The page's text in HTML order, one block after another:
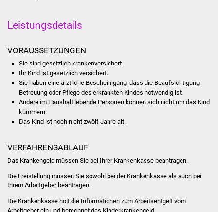
Lokale Agenda
Jugendhaus
Leistungsdetails
VORAUSSETZUNGEN
Sie sind gesetzlich krankenversichert.
Ihr Kind ist gesetzlich versichert.
Sie haben eine ärztliche Bescheinigung, dass die Beaufsichtigung,
Betreuung oder Pflege des erkrankten Kindes notwendig ist.
Andere im Haushalt lebende Personen können sich nicht um das Kind
kümmern.
Das Kind ist noch nicht zwölf Jahre alt.
VERFAHRENSABLAUF
Das Krankengeld müssen Sie bei Ihrer Krankenkasse beantragen.
Die Freistellung müssen Sie sowohl bei der Krankenkasse als auch bei
Ihrem Arbeitgeber beantragen.
Die Krankenkasse holt die Informationen zum Arbeitsentgelt vom
Arbeitgeber ein und berechnet das Kinderkrankengeld.